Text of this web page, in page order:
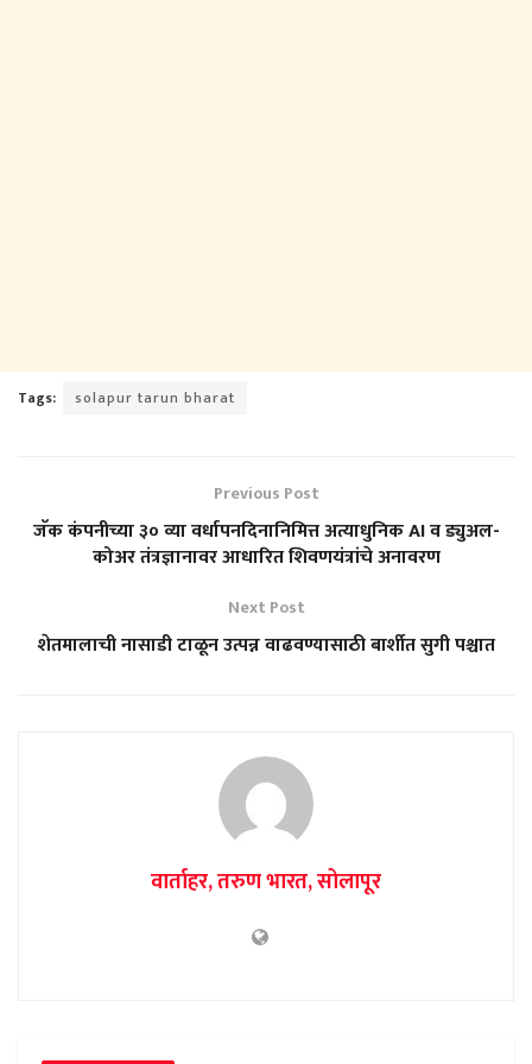
Tags: solapur tarun bharat
Previous Post
जॅक कंपनीच्या ३० व्या वर्धापनदिनानिमित्त अत्याधुनिक AI व ड्युअल-
कोअर तंत्रज्ञानावर आधारित शिवणयंत्रांचे अनावरण
Next Post
शेतमालाची नासाडी टाळून उत्पन्न वाढवण्यासाठी बार्शीत सुगी पश्चात
वार्ताहर, तरुण भारत, सोलापूर